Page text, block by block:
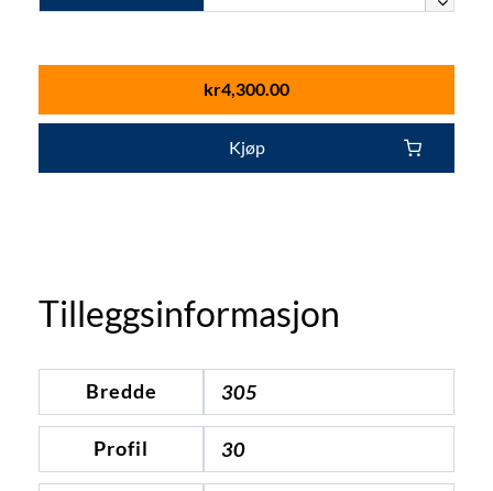
kr4,300.00
Kjøp
Tilleggsinformasjon
Bredde 305
Profil 30